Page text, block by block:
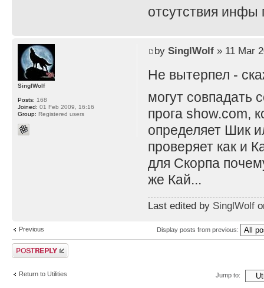
отсутствия инфы
by SinglWolf» 11 Mar
Не вытерпел -
могут совпадать
прога show.com,
определяет Шик
проверяет как и
для Скорпа
же Кай...
Last edited by SinglWolf
SinglWolf
Posts: 168
Joined: 01 Feb 2009, 16:16
Group: Registered users
Previous Display posts from previous:
Post a reply
Return to Utilities Jump to: